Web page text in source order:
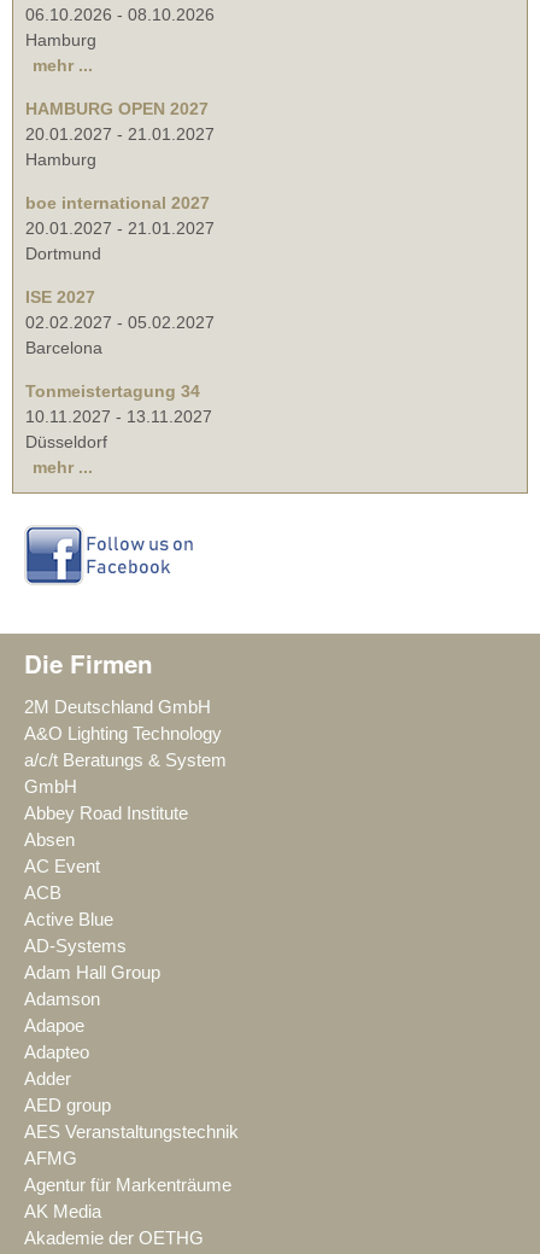
06.10.2026 - 08.10.2026
Hamburg
mehr ...
HAMBURG OPEN 2027
20.01.2027 - 21.01.2027
Hamburg
boe international 2027
20.01.2027 - 21.01.2027
Dortmund
ISE 2027
02.02.2027 - 05.02.2027
Barcelona
Tonmeistertagung 34
10.11.2027 - 13.11.2027
Düsseldorf
mehr ...
Die Firmen
2M Deutschland GmbH
A&O Lighting Technology
a/c/t Beratungs & System
GmbH
Abbey Road Institute
Absen
AC Event
ACB
Active Blue
AD-Systems
Adam Hall Group
Adamson
Adapoe
Adapteo
Adder
AED group
AES Veranstaltungstechnik
AFMG
Agentur für Markenträume
AK Media
Akademie der OETHG